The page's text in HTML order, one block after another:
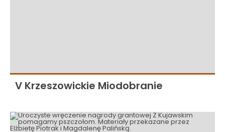
V Krzeszowickie Miodobranie